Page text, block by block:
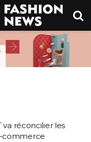
réconcilier les
commerce